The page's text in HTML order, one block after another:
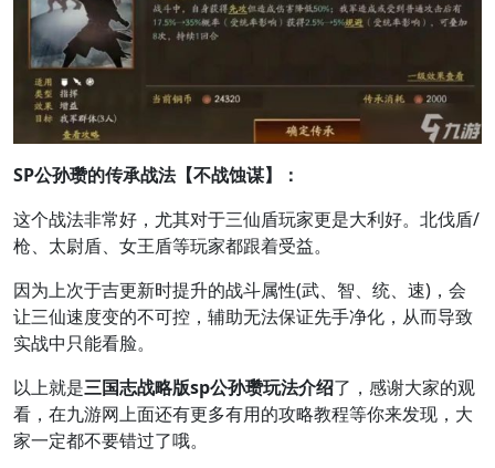
SP公孙瓒的传承战法【不战蚀谋】：
这个战法非常好，尤其对于三仙盾玩家更是大利好。北伐盾/
枪、太尉盾、女王盾等玩家都跟着受益。
因为上次于吉更新时提升的战斗属性(武、智、统、速)，会
让三仙速度变的不可控，辅助无法保证先手净化，从而导致
实战中只能看脸。
以上就是三国志战略版sp公孙瓒玩法介绍了，感谢大家的观
看，在九游网上面还有更多有用的攻略教程等你来发现，大
家一定都不要错过了哦。